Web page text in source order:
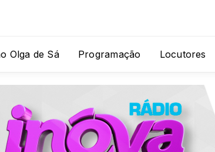
Olga de Sá Programação Locutores